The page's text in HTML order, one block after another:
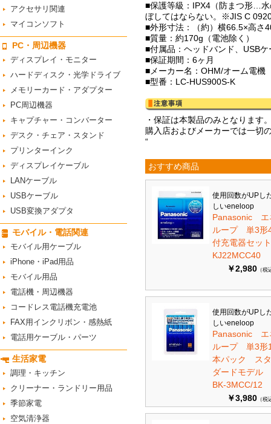
アクセサリ関連
マイコンソフト
PC・周辺機器
ディスプレイ・モニター
ハードディスク・光学ドライブ
メモリーカード・アダプター
PC周辺機器
キャプチャー・コンバーター
デスク・チェア・スタンド
プリンターインク
ディスプレイケーブル
LANケーブル
USBケーブル
USB変換アダプタ
モバイル・電話関連
モバイル用ケーブル
iPhone・iPad用品
モバイル用品
電話機・周辺機器
コードレス電話機充電池
FAX用インクリボン・感熱紙
電話用ケーブル・パーツ
生活家電
調理・キッチン
クリーナー・ランドリー用品
季節家電
空気清浄器
■保護等級：IPX4（防まつ形…
ぼしてはならない。※JIS C
■外形寸法：（約）横66.5×高さ
■質量：約170g（電池除く）
■付属品：ヘッドバンド、USB
■保証期間：6ヶ月
■メーカー名：OHM/オーム電機
■型番：LC-HUS900S-K
・保証は本製品のみとなります
購入店およびメーカーでは一切
“
おすすめ商品
使用回数がUPし
しいeneloop
Panasonic エ
ループ 単3形
付充電器セッ
KJ22MCC40
￥2,980 （税
使用回数がUPし
しいeneloop
Panasonic エ
ループ 単3形
本パック ス
ダードモデル
BK-3MCC/12
￥3,980 （税